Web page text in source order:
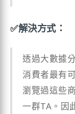
✅解決方式：
透過大數據
消費者最有
瀏覽過這些
一群TA。因